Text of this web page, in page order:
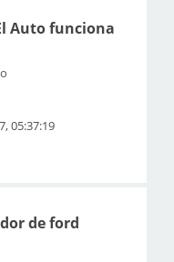
Auto funciona
05:37:19
de ford